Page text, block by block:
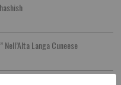
Langa Cuneese